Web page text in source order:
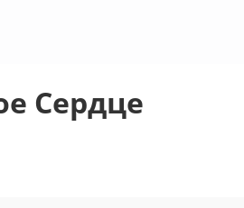
Сердце